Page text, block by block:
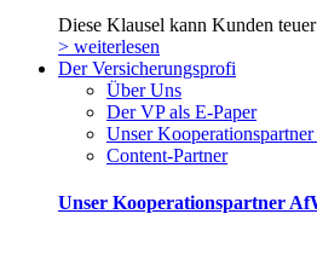
Diese Klausel kann Kunden
> weiterlesen
Der Versicherungsprofi
Über Uns
Der VP als E-Paper
Unser
Content-Partner
Unser Kooperationspartner